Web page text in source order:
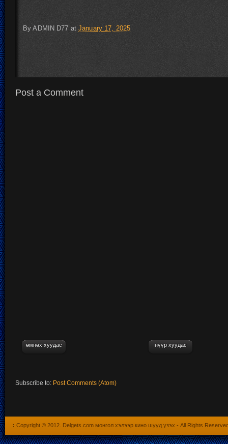
ByADMIN D77 atJanuary 17, 2025
Post a Comment
өмнөх хуудас нүүр хуудас
Subscribe to: Post Comments (Atom)
: Copyright © 2012. Delgets.com монгол хэлээр кино шууд үзэх - All Rights